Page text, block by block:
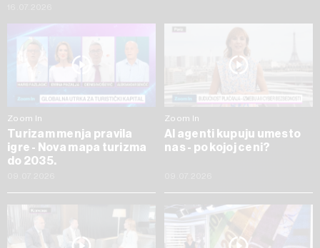
Zoom In
Turizam menja pravila
igre - Nova mapa turizma
do 2035.
Zoom In
AI agenti kupuju umesto
nas - po kojoj ceni?